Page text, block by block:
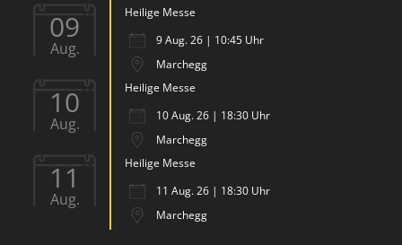
09
Aug.
Heilige Messe
9 Aug. 26 | 10:45 Uhr
Marchegg
10
Aug.
Heilige Messe
10 Aug. 26 | 18:30 Uhr
Marchegg
11
Aug.
Heilige Messe
11 Aug. 26 | 18:30 Uhr
Marchegg